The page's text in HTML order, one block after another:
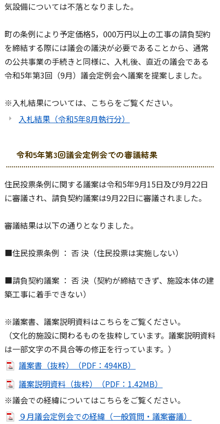
気設備については不落となりました。
町の条例により予定価格5，000万円以上の工事の請負契約
を締結する際には議会の議決が必要であることから、通常
の公共事業の手続きと同様に、入札後、直近の議会である
令和5年第3回（9月）議会定例会へ議案を提案しました。
※入札結果については、こちらをご覧ください。
入札結果（令和5年8月執行分）
令和5年第3回議会定例会での審議結果
住民投票条例に関する議案は令和5年9月15日及び9月22日
に審議され、請負契約議案は9月22日に審議されました。
審議結果は以下の通りとなりました。
■住民投票条例 ： 否 決（住民投票は実施しない）
■請負契約議案 ： 否 決（契約が締結できず、施設本体の建
築工事に着手できない）
※議案書、議案説明資料はこちらをご覧ください。
（文化的施設に関わるものを抜粋しています。議案説明資料
は一部文字の不具合等の修正を行っています。）
議案書（抜粋）（PDF：494KB）
議案説明資料（抜粋）（PDF：1.42MB）
※議会での経緯についてはこちらをご覧ください。
９月議会定例会での経緯（一般質問・議案審議）